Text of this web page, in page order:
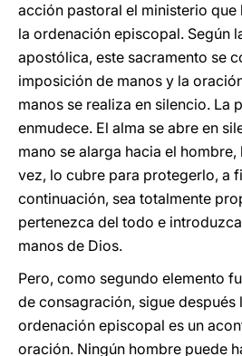
acción pastoral el ministerio
la ordenación episcopal. Según
apostólica, este sacramento se
imposición de manos y la
manos se realiza en silencio. La
enmudece. El alma se abre en
mano se alarga hacia el hombre,
vez, lo cubre para protegerlo, a
continuación, sea totalmente
pertenezca del todo e
manos de Dios.
Pero, como segundo elemento
de consagración, sigue después
ordenación episcopal es un
oración. Ningún hombre puede